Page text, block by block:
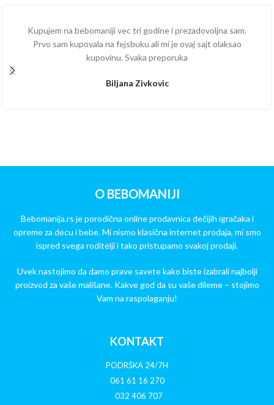
Kupujem na bebomaniji vec tri godine i prezadovoljna sam.
Prvo sam kupovala na fejsbuku ali mi je ovaj sajt olaksao
kupovinu. Svaka preporuka
Biljana Zivkovic
O BEBOMANIJI
Bebomanija.rs je porodična online prodavnica dečijih igračaka i
opreme za decu i bebe. Mi nismo klasična internet prodaja, mi smo
ispred svega roditelji i tako pristupamo svakoj prodaji.
Uvek nastojimo da damo prave savete kako biste izabrali najbolji
proizvod za vaše mališane. Kakve god da su vaše dileme – stojimo
Vam na raspolaganju!
KONTAKT
PODRŠKA 24/7H
061 61 16 270
032 406 707